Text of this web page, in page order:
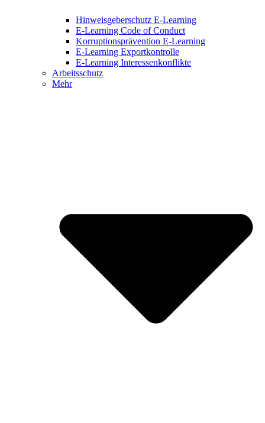
Hinweisgeberschutz E-Learning
E-Learning Code of Conduct
Korruptionsprävention E-Learning
E-Learning Exportkontrolle
E-Learning Interessenkonflikte
Arbeitsschutz
Mehr